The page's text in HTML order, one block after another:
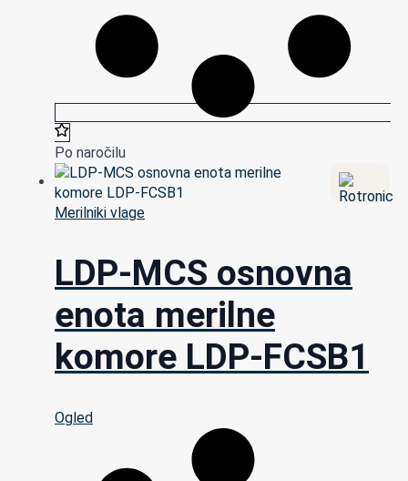
Po naročilu
Merilniki vlage
LDP-MCS osnovna
enota merilne
komore LDP-FCSB1
Ogled